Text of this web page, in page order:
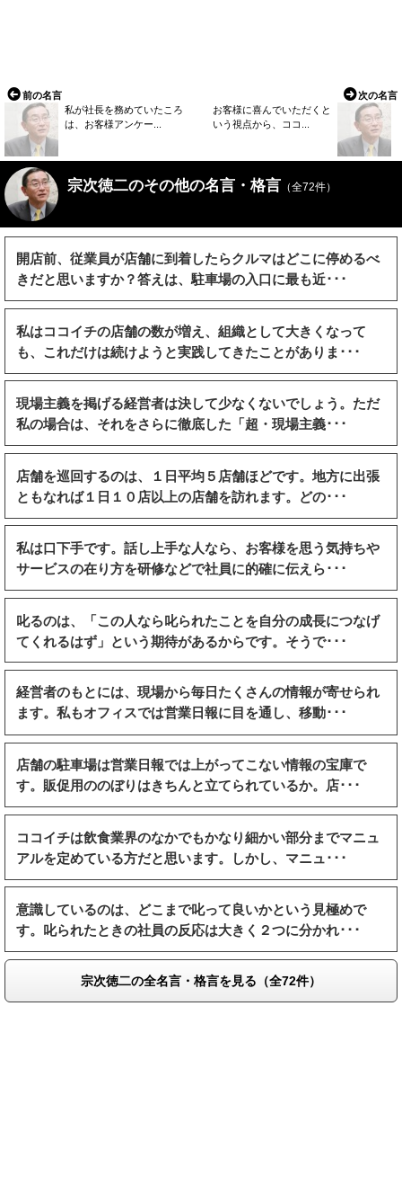
前の名言
私が社長を務めていたころ
は、お客様アンケー...
次の名言
お客様に喜んでいただくと
いう視点から、ココ...
宗次徳二のその他の名言・格言 （全72件）
開店前、従業員が店舗に到着したらクルマはどこに停めるべ
きだと思いますか？答えは、駐車場の入口に最も近･･･
私はココイチの店舗の数が増え、組織として大きくなって
も、これだけは続けようと実践してきたことがありま･･･
現場主義を掲げる経営者は決して少なくないでしょう。ただ
私の場合は、それをさらに徹底した「超・現場主義･･･
店舗を巡回するのは、１日平均５店舗ほどです。地方に出張
ともなれば１日１０店以上の店舗を訪れます。どの･･･
私は口下手です。話し上手な人なら、お客様を思う気持ちや
サービスの在り方を研修などで社員に的確に伝えら･･･
叱るのは、「この人なら叱られたことを自分の成長につなげ
てくれるはず」という期待があるからです。そうで･･･
経営者のもとには、現場から毎日たくさんの情報が寄せられ
ます。私もオフィスでは営業日報に目を通し、移動･･･
店舗の駐車場は営業日報では上がってこない情報の宝庫で
す。販促用ののぼりはきちんと立てられているか。店･･･
ココイチは飲食業界のなかでもかなり細かい部分までマニュ
アルを定めている方だと思います。しかし、マニュ･･･
意識しているのは、どこまで叱って良いかという見極めで
す。叱られたときの社員の反応は大きく２つに分かれ･･･
宗次徳二の全名言・格言を見る（全72件）